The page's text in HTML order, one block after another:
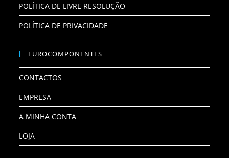
POLÍTICA DE LIVRE RESOLUÇÃO
POLÍTICA DE PRIVACIDADE
EUROCOMPONENTES
CONTACTOS
EMPRESA
A MINHA CONTA
LOJA